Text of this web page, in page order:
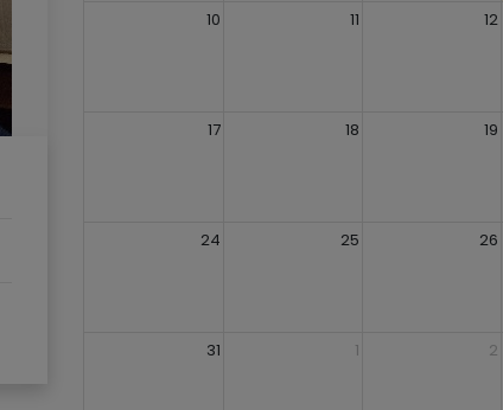
10 11 12
17 18 19
24 25 26
31 1 2